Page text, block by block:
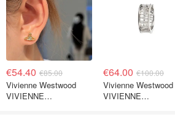
€54.40 €85.00
Vivienne Westwood
VIVIENNE
€64.00 €100.00
Vivienne Westwood
VIVIENNE